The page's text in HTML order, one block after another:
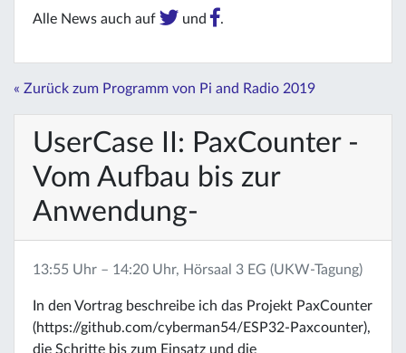
Alle News auch auf und .
« Zurück zum Programm von Pi and Radio 2019
UserCase II: PaxCounter -
Vom Aufbau bis zur
Anwendung-
13:55 Uhr – 14:20 Uhr, Hörsaal 3 EG (UKW-Tagung)
In den Vortrag beschreibe ich das Projekt PaxCounter
(https://github.com/cyberman54/ESP32-Paxcounter),
die Schritte bis zum Einsatz und die